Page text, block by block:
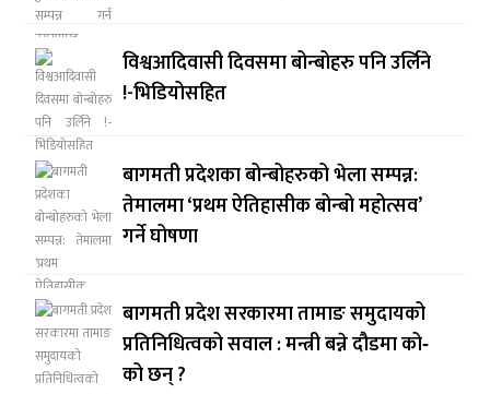
विश्वआदिवासी दिवसमा बोन्बोहरु पनि उर्लिने
!-भिडियोसहित
बागमती प्रदेशका बोन्बोहरुको भेला सम्पन्न:
तेमालमा ‘प्रथम ऐतिहासीक बोन्बो महोत्सव’
गर्ने घोषणा
बागमती प्रदेश सरकारमा तामाङ समुदायको
प्रतिनिधित्वको सवाल : मन्त्री बन्ने दौडमा को‐
को छन् ?